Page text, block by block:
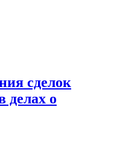
сделок
делах о